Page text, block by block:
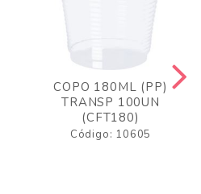
COPO 180ML (PP)
TRANSP 100UN
(CFT180)
Código: 10605